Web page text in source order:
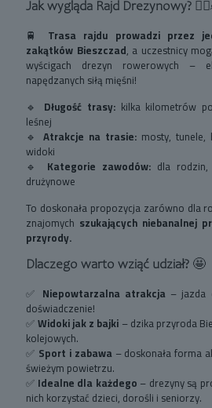
Jak wygląda Rajd Drezynowy?
🚆 Trasa rajdu prowadzi przez
zakątków Bieszczad, a uczestnicy
wyścigach drezyn rowerowych –
napędzanych siłą mięśni!
🔹 Długość trasy: kilka kilometrów
leśnej
🔹 Atrakcje na trasie: mosty, tunele,
widoki
🔹 Kategorie zawodów:dla rodzin,
drużynowe
To doskonała propozycja zarówno dla
znajomych szukających niebanalnej
przyrody.
Dlaczego warto wziąć udział? 🤩
✅ Niepowtarzalna atrakcja– jazda
doświadczenie!
✅Widoki jak z bajki – dzika przyroda
kolejowych.
✅ Sport i zabawa– doskonała forma
świeżym powietrzu.
✅ Idealne dla każdego – drezyny są
nich korzystać dzieci, dorośli i seniorzy.